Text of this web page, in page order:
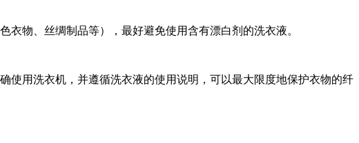
物、丝绸制品等），最好避免使用含有漂白剂的洗衣液。
用洗衣机，并遵循洗衣液的使用说明，可以最大限度地保护衣物的纤